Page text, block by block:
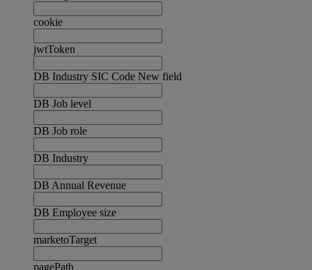
cookie
jwtToken
DB Industry SIC Code New field
DB Job level
DB Job role
DB Industry
DB Annual Revenue
DB Employee size
marketoTarget
pagePath